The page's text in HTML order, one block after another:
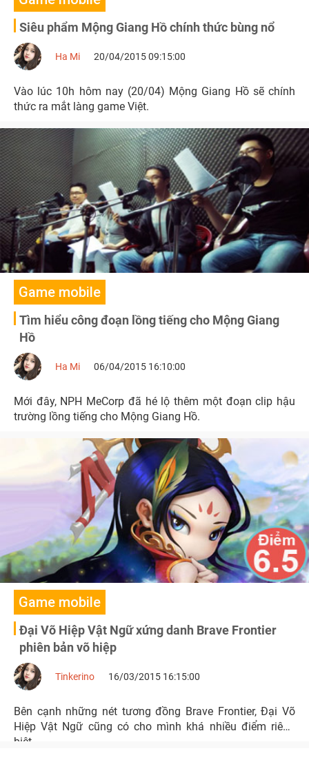
Siêu phẩm Mộng Giang Hồ chính thức bùng nổ
Ha Mi 20/04/2015 09:15:00
Vào lúc 10h hôm nay (20/04) Mộng Giang Hồ sẽ chính
thức ra mắt làng game Việt.
Game mobile
Tìm hiểu công đoạn lồng tiếng cho Mộng Giang
Hồ
Ha Mi 06/04/2015 16:10:00
Mới đây, NPH MeCorp đã hé lộ thêm một đoạn clip hậu
trường lồng tiếng cho Mộng Giang Hồ.
Game mobile
Đại Võ Hiệp Vật Ngữ xứng danh Brave Frontier
phiên bản võ hiệp
Tinkerino 16/03/2015 16:15:00
Bên cạnh những nét tương đồng Brave Frontier, Đại Võ
Hiệp Vật Ngữ cũng có cho mình khá nhiều điểm riêng
biệt.